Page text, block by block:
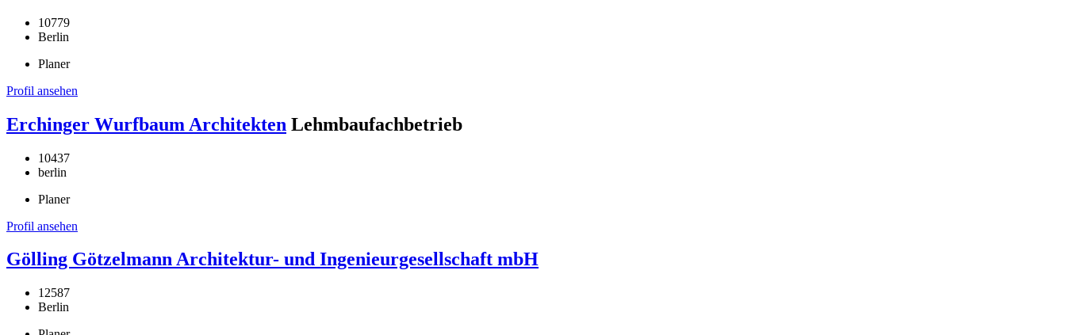
10779
Berlin
Planer
Profil ansehen
Erchinger Wurfbaum Architekten Lehmbaufachbetrieb
10437
berlin
Planer
Profil ansehen
Gölling Götzelmann Architektur- und Ingenieurgesellschaft mbH
12587
Berlin